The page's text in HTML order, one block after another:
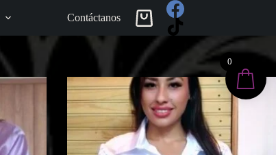
Contáctanos
Carro
de
compra
0